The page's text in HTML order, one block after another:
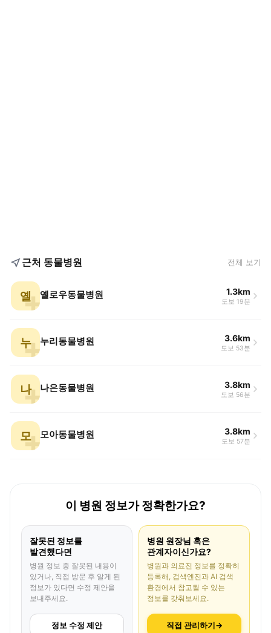
근처 동물병원 전체 보기
옐 옐로우동물병원 1.3km
도보 19분
누 누리동물병원 3.6km
도보 53분
나 나은동물병원 3.8km
도보 56분
모 모아동물병원 3.8km
도보 57분
이 병원 정보가 정확한가요?
잘못된 정보를
발견했다면
병원 정보 중 잘못된 내용이
있거나, 직접 방문 후 알게 된
정보가 있다면 수정 제안을
보내주세요.
정보 수정 제안
병원 원장님 혹은
관계자이신가요?
병원과 의료진 정보를 정확히
등록해, 검색엔진과 AI 검색
환경에서 참고될 수 있는
정보를 갖춰보세요.
직접 관리하기→